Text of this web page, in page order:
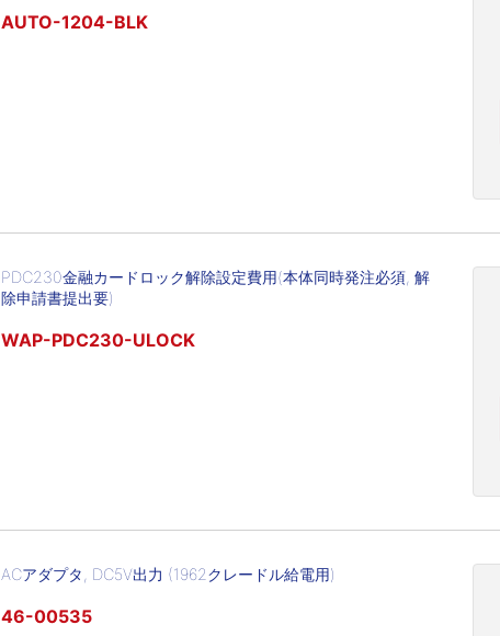
AUTO-1204-BLK
PDC230金融カードロック解除設定費用(本体同時発注必須, 解
除申請書提出要)
WAP-PDC230-ULOCK
ACアダプタ, DC5V出力 (1962クレードル給電用)
46-00535